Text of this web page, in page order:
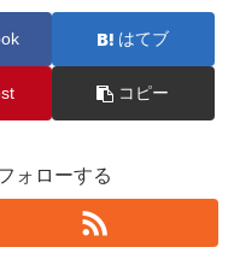
はてブ
コピー
ォローする